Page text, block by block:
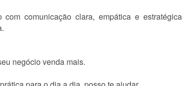
comunicação clara, empática e
negócio venda mais.